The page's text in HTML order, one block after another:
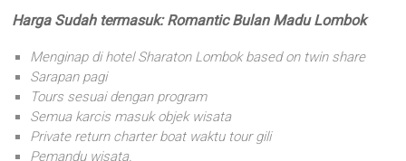
Harga Sudah termasuk: Romantic Bulan Madu Lombok
Menginap di hotel Sharaton Lombok based on twin share
Sarapan pagi
Tours sesuai dengan program
Semua karcis masuk objek wisata
Private return charter boat waktu tour gili
Pemandu wisata.